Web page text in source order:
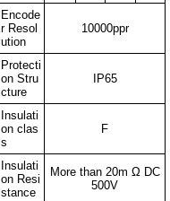
Encode
r Resol
ution
10000ppr
Protecti
on Stru
cture
IP65
Insulati
on clas
s
F
Insulati
on Resi
stance
More than 20m Ω DC
500V